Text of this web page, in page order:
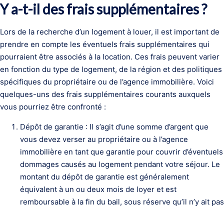
Y a-t-il des frais supplémentaires ?
Lors de la recherche d’un logement à louer, il est important de
prendre en compte les éventuels frais supplémentaires qui
pourraient être associés à la location. Ces frais peuvent varier
en fonction du type de logement, de la région et des politiques
spécifiques du propriétaire ou de l’agence immobilière. Voici
quelques-uns des frais supplémentaires courants auxquels
vous pourriez être confronté :
Dépôt de garantie : Il s’agit d’une somme d’argent que
vous devez verser au propriétaire ou à l’agence
immobilière en tant que garantie pour couvrir d’éventuels
dommages causés au logement pendant votre séjour. Le
montant du dépôt de garantie est généralement
équivalent à un ou deux mois de loyer et est
remboursable à la fin du bail, sous réserve qu’il n’y ait pas